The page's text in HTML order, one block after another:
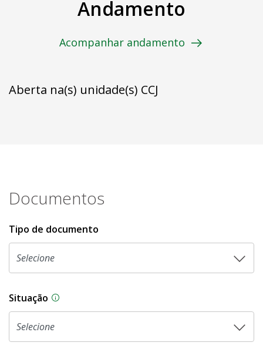
Andamento
Acompanhar andamento
Aberta na(s) unidade(s) CCJ
Documentos
Tipo de documento
Situação Na CLDF, as proposições legislativas